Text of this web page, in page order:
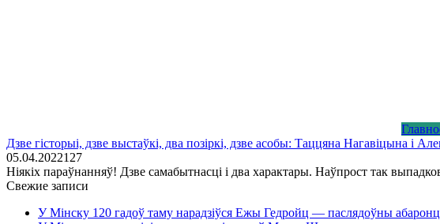
Дзве гісторыі, дзве выстаўкі, два позіркі, дзве асобы: Таццяна Нагавіцына і
05.04.20221 27
Ніякіх параўнанняў! Дзве самабытнасці і два характары. Наўпрост так
Свежие записи
У Мінску 120 гадоў таму нарадзіўся Ежы Гедройц — паслядоўны